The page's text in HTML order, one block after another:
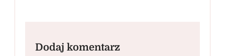
Dodaj komentarz